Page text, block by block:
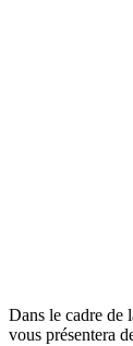
Dans le cadre de
vous présentera